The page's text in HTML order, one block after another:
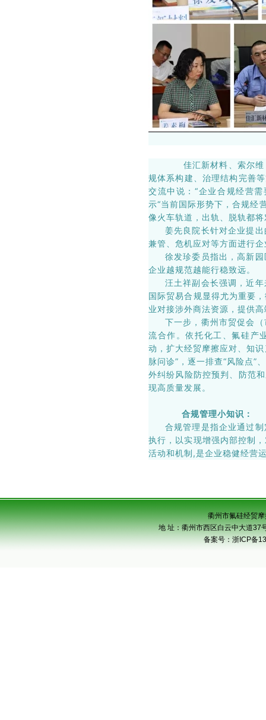
佳汇新材料、索尔维
规体系构建、治理结构完善
交流中说：“企业合规经营
示“当前国际形势下，合规经
像火车轨道，出轨、脱轨都
姜先良院长针对企业提
兼管、危机应对等方面进行
徐发珍委员指出，高新
企业越规范越能行稳致远。
汪土祥副会长强调，近
国际贸易合规显得尤为重要
业对接涉外商法资源，提供
下一步，衢州市贸促会
流合作。依托化工、氟硅产
动，扩大经贸摩擦应对、知
脉问诊”，逐一排查“风险点”
外纠纷风险防控预判、防范
现高质量发展。
合规管理小知识：
合规管理是指企业通过
执行，以实现增强内部控制
活动和机制,是企业稳健经营
衢州市氟硅经贸
地 址：衢州市西区白云中大道
备案号： 浙ICP备